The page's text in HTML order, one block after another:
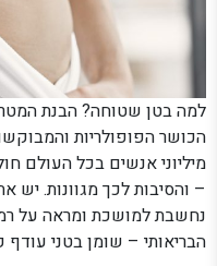
למה בטן שטוחה? הבנת
הכושר הפופולריות
מיליוני אנשים בכל העולם
– והסיבות לכך מגוונות.
נחשבת למושכת ומראה על
הבריאותי – שומן בטני